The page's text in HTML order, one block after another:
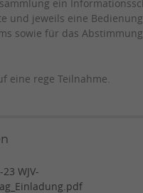
ein
und jeweils eine
sowie für das
eine rege Teilnahme.
WJV-